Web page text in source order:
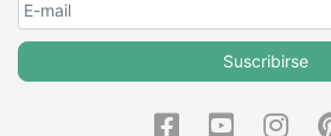
Suscribirse